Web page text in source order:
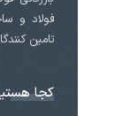
فولاد و
تامین
کجا